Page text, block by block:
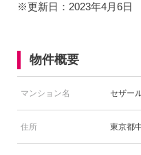
※更新日：2023年4月6日
物件概要
マンション名 セザー
住所 東京都